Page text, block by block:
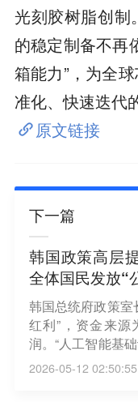
光刻胶树脂创制
的稳定制备不再
箱能力”，为全
准化、快速迭代
原文链接
下一篇
韩国政策高层
全体国民发放“
韩国总统府政策室
红利”，资金来源
润。“人工智能基
业创造，而是源
建的产业基础。
2026-05-12 02:50:55